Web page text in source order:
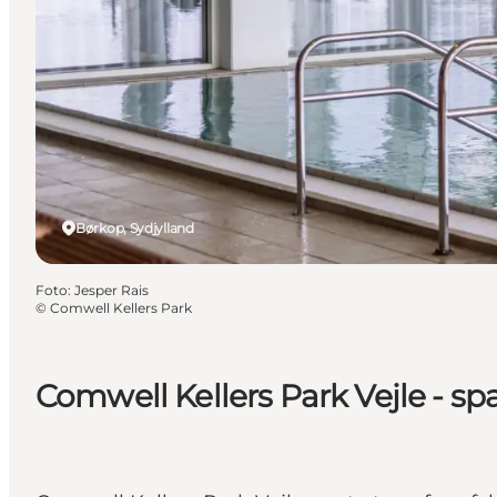
Comwell Kellers Park Vejle -
Børkop, Sydjylland
Foto: Jesper Rais
© Comwell Kellers Park